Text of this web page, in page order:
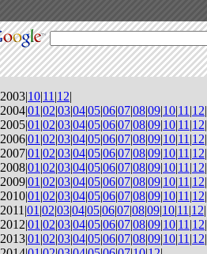
2003|10|11 |12|
2004|01 |02|03|04|05|06|07|08|09|10|11 |12|
2005|01 |02|03|04|05|06|07|08|09|10|11 |12|
2006|01 |02|03|04|05|06|07|08|09|10|11 |12|
2007|01 |02|03|04|05|06|07|08|09|10|11 |12|
2008|01 |02|03|04|05|06|07|08|09|10|11 |12|
2009|01 |02|03|04|05|06|07|08|09|10|11 |12|
2010|01 |02|03|04|05|06|07|08|09|10|11 |12|
2011|01 |02|03|04|05|06|07|08|09|10|11 |12|
2012|01 |02|03|04|05|06|07|08|09|10|11 |12|
2013|01 |02|03|04|05|06|07|08|09|10|11 |12|